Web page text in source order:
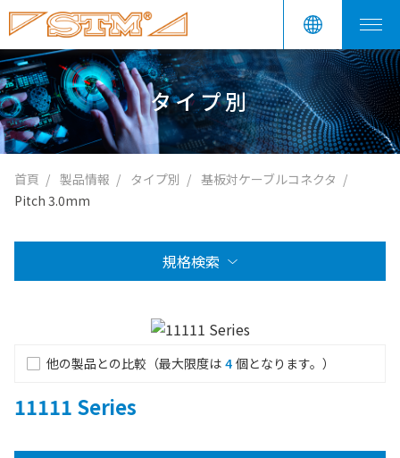
タイプ別
首頁 製品情報 タイプ別
基板対ケーブルコネクタ
Pitch 3.0mm
規格検索
他の製品との比較（最大限度は 4 個となります。）
11111 Series